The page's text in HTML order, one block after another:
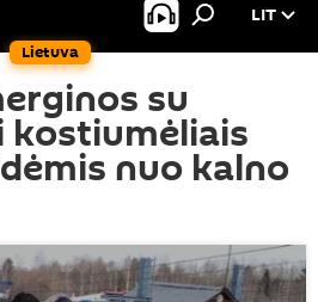
Lietuva
LIT
su
kostiumėliais
nuo kalno